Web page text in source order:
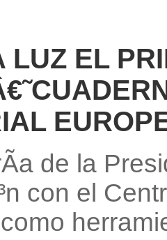
LUZ EL
de la
con el